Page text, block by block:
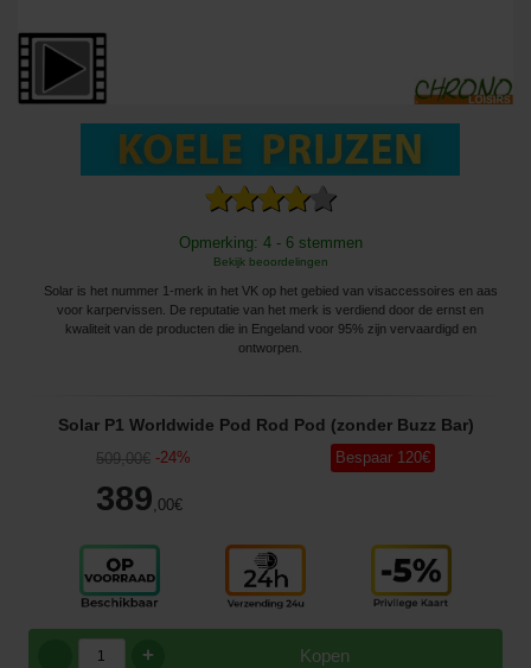
Opmerking: 4 - 6 stemmen
Bekijk beoordelingen
Solar is het nummer 1-merk in het VK op het gebied van visaccessoires en aas
voor karpervissen. De reputatie van het merk is verdiend door de ernst en
kwaliteit van de producten die in Engeland voor 95% zijn vervaardigd en
ontworpen.
Solar P1 Worldwide Pod Rod Pod (zonder Buzz Bar)
509,00€ -24%
389 ,00€
Bespaar 120€
Kopen
+